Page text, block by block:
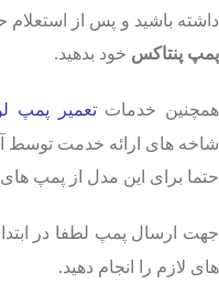
داشته باشید و پس از استعلام
پمپ پنتاکس خود بدهید.
همچنین خدماتتعمیر پمپ
شاخه های ارائه خدمت توسط
حتما برای این مدل از پمپ های
جهت ارسال پمپ لطفا در ابتدا
های لازم را انجام دهید.